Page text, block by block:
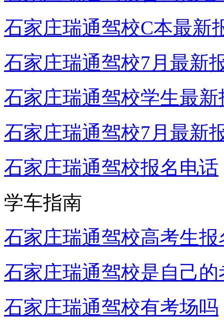
石家庄瑞通驾校C本最新
石家庄瑞通驾校7月最新
石家庄瑞通驾校学生最新
石家庄瑞通驾校7月最新
石家庄瑞通驾校报名电话
学车指南
石家庄瑞通驾校高考生报
石家庄瑞通驾校是自己的
石家庄瑞通驾校有考场吗